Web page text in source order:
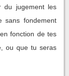
du jugement les
sans fondement
fonction de tes
ou que tu seras